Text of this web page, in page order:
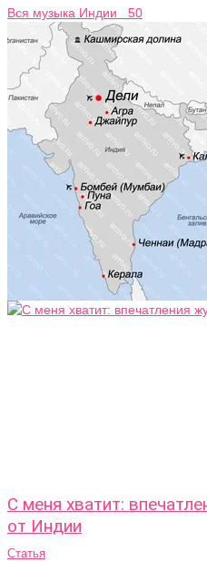
Вся музыка Индии 50
С меня хватит:
от Индии
Статья